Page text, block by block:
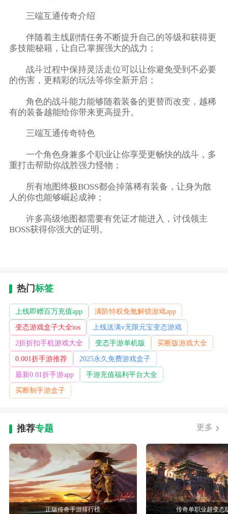
三端互通传奇介绍
伴随着主线剧情任务不断提升自己的等级和获得更
多技能秘籍，让自己掌握强大的战力；
战斗过程中保持灵活走位可以让你避免受到不必要
的伤害，更精彩的玩法等你全新开启；
角色的战斗能力能够随着装备的更替而改变，越稀
有的装备越能给你带来更高提升。
三端互通传奇特色
一个角色身兼多个职业让你享受更畅快的战斗，多
重打击帮助你战胜强力怪物；
所有地图终极BOSS都会掉落稀有装备，让身为散
人的你也能够崛起成神；
许多高级地图都需要有凭证才能进入，讨伐领主
BOSS获得你强大的证明。
热门标签
上线即赠百万充值app
满阶特权免氪解锁游戏app
变态游戏盒子大全ios
上线送满v无限元宝变态游戏
2折折扣手机游戏大全
变态手游单机版
买断版游戏大全
0.001折手游推荐
2025永久免费游戏盒子
最新0.01折手游app
手游充值福利平台大全
买断制手游盒子
推荐专题 更多
正版传奇手游排行榜 传奇单职业超变态